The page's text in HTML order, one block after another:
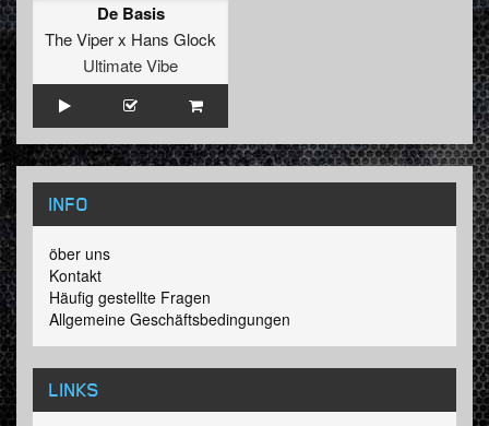
De Basis
The Viper x Hans Glock
Ultimate Vibe
INFO
öber uns
Kontakt
Häufig gestellte Fragen
Allgemeine Geschäftsbedingungen
LINKS